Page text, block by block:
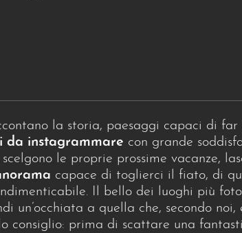
la storia, paesaggi capaci di
da instagrammare con grande
le proprie prossime vacanze,
capace di toglierci il fiato, di
Il bello dei luoghi più
un’occhiata a quella che, secondo
consiglio: prima di scattare una